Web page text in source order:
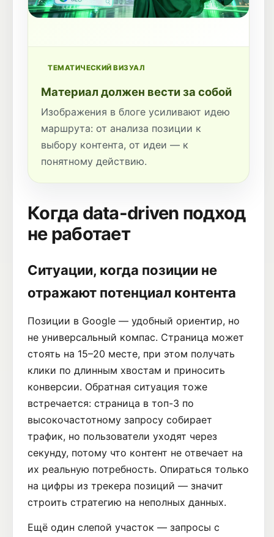
ТЕМАТИЧЕСКИЙ ВИЗУАЛ
Материал должен вести за собой
Изображения в блоге усиливают идею
маршрута: от анализа позиции к
выбору контента, от идеи — к
понятному действию.
Когда data-driven подход
не работает
Ситуации, когда позиции не
отражают потенциал контента
Позиции в Google — удобный ориентир, но
не универсальный компас. Страница может
стоять на 15–20 месте, при этом получать
клики по длинным хвостам и приносить
конверсии. Обратная ситуация тоже
встречается: страница в топ-3 по
высокочастотному запросу собирает
трафик, но пользователи уходят через
секунду, потому что контент не отвечает на
их реальную потребность. Опираться только
на цифры из трекера позиций — значит
строить стратегию на неполных данных.
Ещё один слепой участок — запросы с